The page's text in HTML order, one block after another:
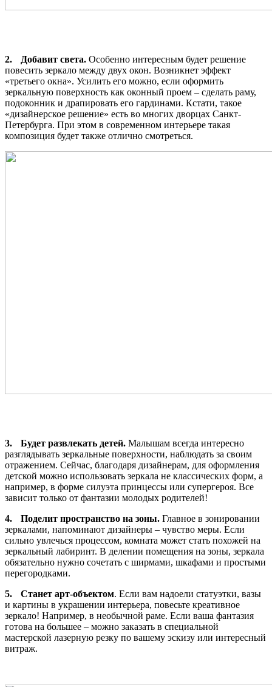
2. Добавит света. Особенно интересным будет решение
повесить зеркало между двух окон. Возникнет эффект
«третьего окна». Усилить его можно, если оформить
зеркальную поверхность как оконный проем – сделать раму,
подоконник и драпировать его гардинами. Кстати, такое
«дизайнерское решение» есть во многих дворцах Санкт-
Петербурга. При этом в современном интерьере такая
композиция будет также отлично смотреться.
3. Будет развлекать детей. Малышам всегда интересно
разглядывать зеркальные поверхности, наблюдать за своим
отражением. Сейчас, благодаря дизайнерам, для оформления
детской можно использовать зеркала не классических форм, а
например, в форме силуэта принцессы или супергероя. Все
зависит только от фантазии молодых родителей!
4.
Поделит пространство на зоны. Главное в зонировании
зеркалами, напоминают дизайнеры – чувство меры. Если
сильно увлечься процессом, комната может стать похожей на
зеркальный лабиринт. В делении помещения на зоны, зеркала
обязательно нужно сочетать с ширмами, шкафами и простыми
перегородками.
5.
Станет арт-объектом. Если вам надоели статуэтки, вазы
и картины в украшении интерьера, повесьте креативное
зеркало! Например, в необычной раме. Если ваша фантазия
готова на большее – можно заказать в специальной
мастерской лазерную резку по вашему эскизу или интересный
витраж.